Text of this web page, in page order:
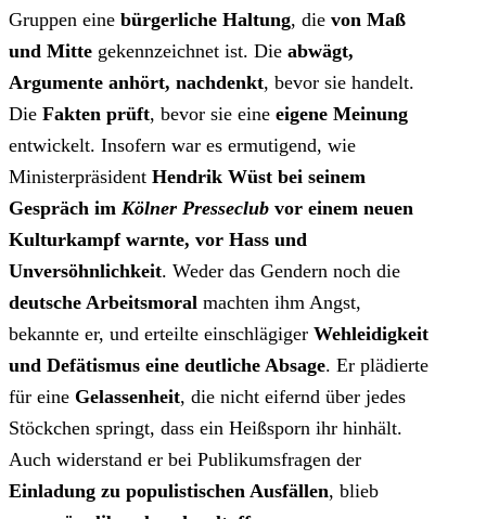
Gruppen eine bürgerliche Haltung, die von Maß
und Mitte gekennzeichnet ist. Die abwägt,
Argumente anhört, nachdenkt, bevor sie handelt.
Die Fakten prüft, bevor sie eine eigene Meinung
entwickelt. Insofern war es ermutigend, wie
Ministerpräsident Hendrik Wüst bei seinem
Gespräch im Kölner Presseclub vor einem neuen
Kulturkampf warnte, vor Hass und
Unversöhnlichkeit. Weder das Gendern noch die
deutsche Arbeitsmoral machten ihm Angst,
bekannte er, und erteilte einschlägiger Wehleidigkeit
und Defätismus eine deutliche Absage. Er plädierte
für eine Gelassenheit, die nicht eifernd über jedes
Stöckchen springt, dass ein Heißsporn ihr hinhält.
Auch widerstand er bei Publikumsfragen der
Einladung zu populistischen Ausfällen, blieb